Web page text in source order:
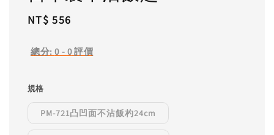
Regular
NT$ 556
總分:0 - 0評價
規格
PM-721凸凹面不沾飯杓24cm